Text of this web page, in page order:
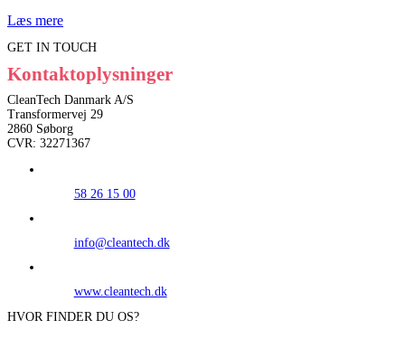
Læs mere
GET IN TOUCH
Kontaktoplysninger
CleanTech Danmark A/S
Transformervej 29
2860 Søborg
CVR: 32271367
58 26 15 00
info@cleantech.dk
www.cleantech.dk
HVOR FINDER DU OS?